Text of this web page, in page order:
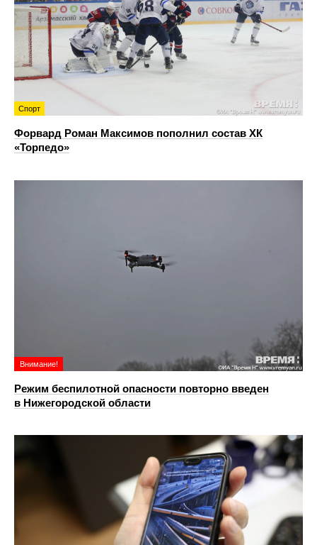
Спорт
Форвард Роман Максимов пополнил состав ХК
«Торпедо»
Внимание!
Режим беспилотной опасности повторно введен
в Нижегородской области